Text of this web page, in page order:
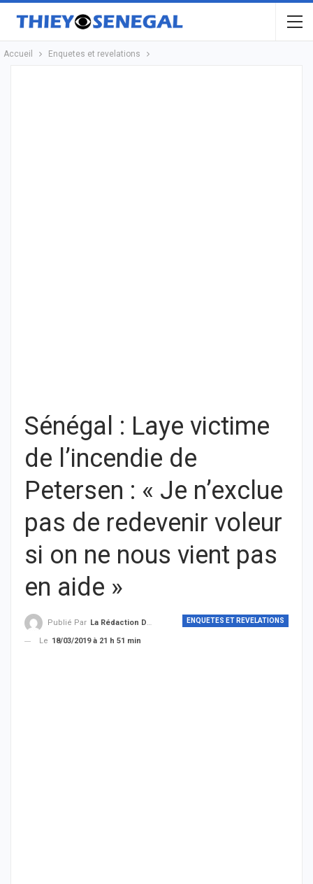
Accueil Enquetes et revelations
Sénégal : Laye victime
de l’incendie de
Petersen : « Je n’exclue
pas de redevenir voleur
si on ne nous vient pas
en aide »
ENQUETES ET REVELATIONS
Publié Par La Rédaction De THIEYSENEGAL.com
Le 18/03/2019 à 21 h 51 min